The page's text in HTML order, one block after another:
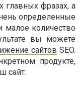
главных фразах, а
определенные
малое количество
вы можете
сайтов SEO.
продукте,
сайт.